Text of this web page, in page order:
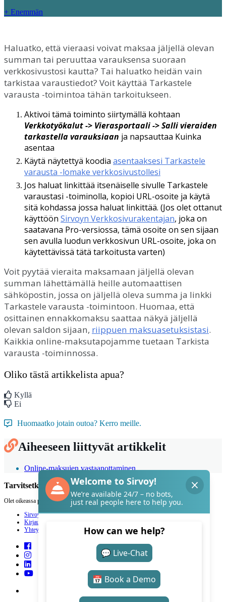
+ Enemmän
Haluatko, että vieraasi voivat maksaa jäljellä olevan
summan tai peruuttaa varauksensa suoraan
verkkosivustosi kautta? Tai haluatko heidän vain
tarkistaa varaustiedot? Voit käyttää Tarkastele
varausta -toimintoa tähän tarkoitukseen.
Aktivoi tämä toiminto siirtymällä kohtaan
Verkkotyökalut-> Vierasportaali->Sallivieraiden
tarkastellavarauksiaan ja napsauttaa Kuinka
asentaa
Käytä näytettyä koodia asentaaksesi Tarkastele
varausta -lomake verkkosivustollesi
Jos haluat linkittää itsenäiselle sivulle Tarkastele
varaustasi -toiminolla, kopioi URL-osoite ja käytä
sitä kohdassa jossa haluat linkittää. (Jos oletottanut
käyttöön Sirvoyn Verkkosivurakentajan, joka on
saatavana Pro-versiossa, tämä osoite on sen sijaan
sen avulla luodun verkkosivun URL-osoite, joka on
käytettävissä tätä tarkoitusta varten)
Voit pyytää vieraita maksamaan jäljellä olevan
summan lähettämällä heille automaattisen
sähköpostin, jossa on jäljellä oleva summa ja linkki
Tarkastele varausta -toimintoon. Huomaa, että
osittainen ennakkomaksu saattaa näkyä jäljellä
olevan saldon sijaan, riippuen maksuasetuksistasi.
Kaikkia online-maksutapojamme tuetaan Tarkista
varausta -toiminnossa.
Oliko tästä artikkelista apua?
Kyllä
Ei
Huomaatko jotain outoa? Kerro meille.
Aiheeseen liittyvät artikkelit
Online-maksujen vastaanottaminen
Tarvitsetko apua Sirvoyn kanssa?
Olet oikeassa paikassa.
Sirvoy
Kirjaudu
Yhteystiedot